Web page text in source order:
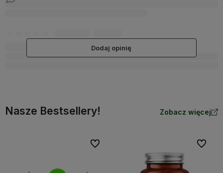
Dodaj opinię
Nasze Bestsellery! Zobacz więcej
Do ulubionych Do